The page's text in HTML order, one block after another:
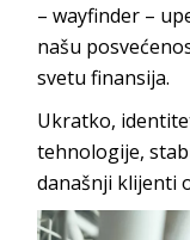
–wayfinder –
našu
svetufinansija.
Ukratko,
tehnologije,
današnji klijenti